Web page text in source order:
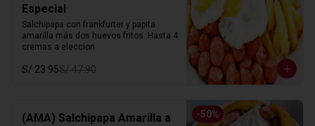
Especial
Salchipapa con frankfurter y papita
amarilla más dos huevos fritos. Hasta 4
cremas a eleccion.
S/ 23.95S/ 47.90
-50%
(AMA) Salchipapa Amarilla a